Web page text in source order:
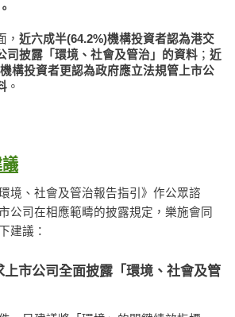
， 近六成半(64.2%)機構投資者認為港交
司披露「環境、社會及管治」的資料； 近
構投資者更認為政府應立法規管上市公
。
境、社會及管治報告指引》作公眾諮
公司在相應範疇的披露規定，樂施會同
建議：
上市公司全面披露「環境、社會及管